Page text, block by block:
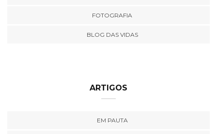
FOTOGRAFIA
BLOG DAS VIDAS
ARTIGOS
EM PAUTA